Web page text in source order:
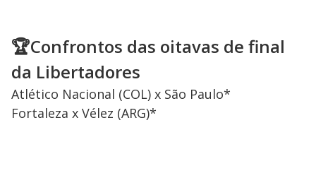
🏆Confrontos das oitavas de final
da Libertadores
Atlético Nacional (COL) x São Paulo*
Fortaleza x Vélez (ARG)*